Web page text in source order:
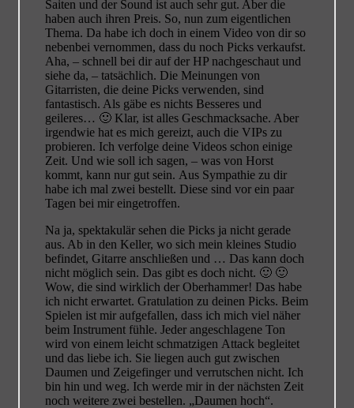
Saiten und der Sound ist auch sehr gut. Aber die
haben auch ihren Preis. So, nun zum eigentlichen
Thema. Da habe ich doch in einem Video von dir so
nebenbei vernommen, dass du noch Picks verkaufst.
Aha, – schnell bei dir auf der HP nachgeschaut und
siehe da, – tatsächlich. Die Meinungen von
Gitarristen, die deine Picks verwenden, sind
fantastisch. Als gäbe es nichts Besseres und
geileres… 🙂 Klar, ist alles Geschmacksache. Aber
irgendwie hat es mich gereizt, auch die VIPs zu
probieren. Ich verfolge deine Videos schon einige
Zeit. Und wie soll ich sagen, – was von Horst
kommt, kann nur gut sein. Aus Sympathie zu dir
habe ich mal zwei bestellt. Diese sind vor ein paar
Tagen bei mir eingetroffen.
Na ja, spektakulär sehen die Picks ja nicht gerade
aus. Ab in den Keller, wo sich mein kleines Studio
befindet, Gitarre anschließen und … Das kann doch
nicht möglich sein. Das gibt es doch nicht. 🙂 🙂
Wow, die sind wirklich der Oberhammer! Das habe
ich nicht erwartet. Gratulation zu deinen Picks. Beim
Spielen ist mir aufgefallen, dass ich mich viel näher
beim Instrument fühle. Jeder angeschlagene Ton
wird von einem leicht schmatzigen Attack begleitet
und das liebe ich. Sie liegen auch gut zwischen
Daumen und Zeigefinger und verrutschen nicht. Ich
bin hin und weg. Ich werde mir in der nächsten Zeit
noch weitere zwei bestellen. „Daumen hoch“.